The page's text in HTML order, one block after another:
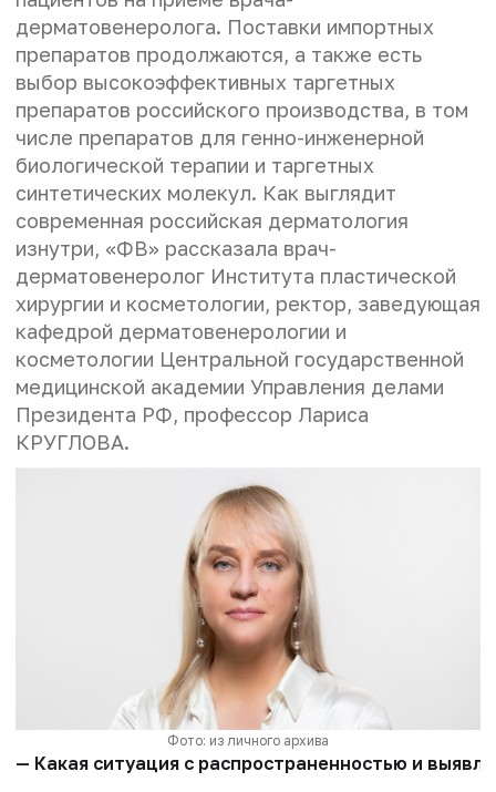
дерматовенеролога. Поставки импортных
препаратов продолжаются, а также есть
выбор высокоэффективных таргетных
препаратов российского производства, в том
числе препаратов для генно-инженерной
биологической терапии и таргетных
синтетических молекул. Как выглядит
современная российская дерматология
изнутри, «ФВ» рассказала врач-
дерматовенеролог Института пластической
хирургии и косметологии, ректор, заведующая
кафедрой дерматовенерологии и
косметологии Центральной государственной
медицинской академии Управления делами
Президента РФ, профессор Лариса
КРУГЛОВА.
Фото: из личного архива
— Какая ситуация с распространенностью и